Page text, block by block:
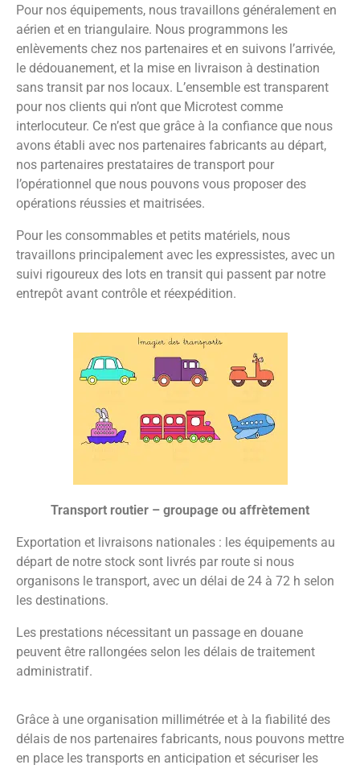
Pour nos équipements, nous travaillons généralement en
aérien et en triangulaire. Nous programmons les
enlèvements chez nos partenaires et en suivons l’arrivée,
le dédouanement, et la mise en livraison à destination
sans transit par nos locaux. L’ensemble est transparent
pour nos clients qui n’ont que Microtest comme
interlocuteur. Ce n’est que grâce à la confiance que nous
avons établi avec nos partenaires fabricants au départ,
nos partenaires prestataires de transport pour
l’opérationnel que nous pouvons vous proposer des
opérations réussies et maitrisées.
Pour les consommables et petits matériels, nous
travaillons principalement avec les expressistes, avec un
suivi rigoureux des lots en transit qui passent par notre
entrepôt avant contrôle et réexpédition.
Transport routier – groupage ou affrètement
Exportation et livraisons nationales : les équipements au
départ de notre stock sont livrés par route si nous
organisons le transport, avec un délai de 24 à 72 h selon
les destinations.
Les prestations nécessitant un passage en douane
peuvent être rallongées selon les délais de traitement
administratif.
Grâce à une organisation millimétrée et à la fiabilité des
délais de nos partenaires fabricants, nous pouvons mettre
en place les transports en anticipation et sécuriser les